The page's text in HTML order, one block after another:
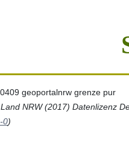
NRW (2017) Datenlizenz
0)